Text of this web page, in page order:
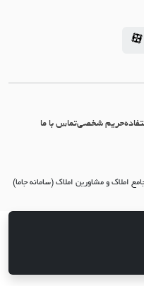
لینکداین
جاما در تلگرام
سامانه جاما در آپارات
حریم شخصیتماس با ما